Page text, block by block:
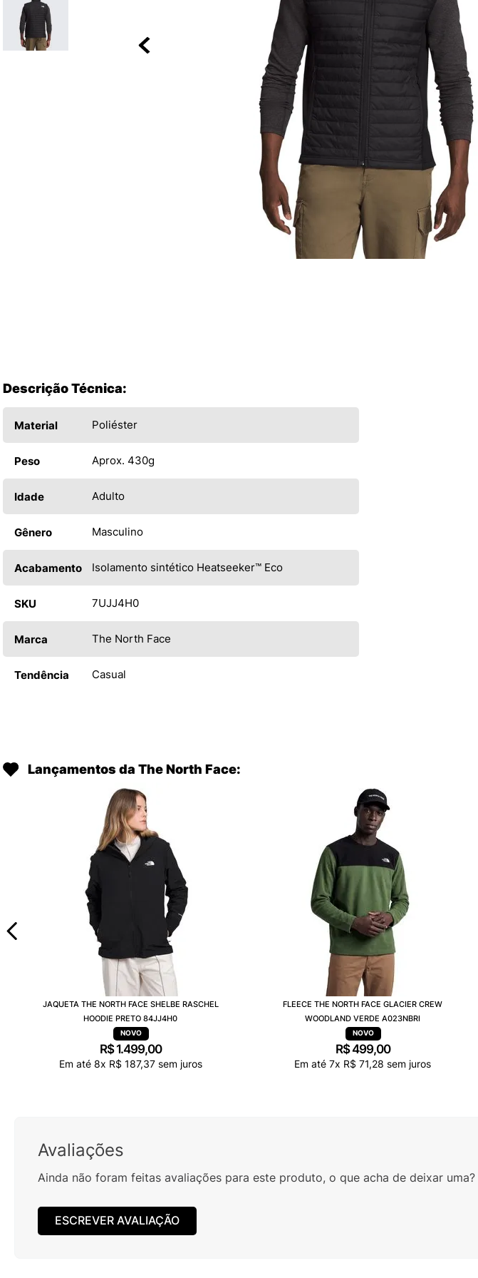
Descrição Técnica:
Material Poliéster
Peso Aprox. 430g
Idade Adulto
Gênero Masculino
Acabamento Isolamento sintético Heatseeker™ Eco
SKU 7UJJ4H0
Marca The North Face
Tendência Casual
Lançamentos da The North Face:
JAQUETA THE NORTH FACE SHELBE RASCHEL
HOODIE PRETO 84JJ4H0
R$ 1.499,00
Em até 8x R$ 187,37sem juros
FLEECE THE NORTH FACE GLACIER CREW
WOODLAND VERDE A023NBRI
R$499,00
Em até 7x R$ 71,28 sem juros
Avaliações
Ainda não foram feitas avaliações para este produto, o que acha de deixar uma?
ESCREVER AVALIAÇÃO